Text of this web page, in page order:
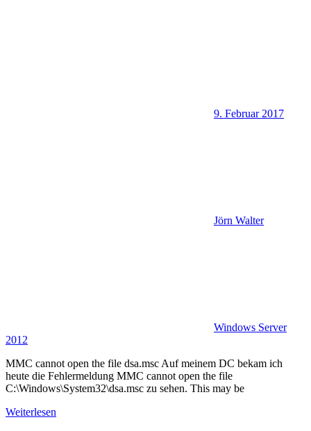
9. Februar 2017
Jörn Walter
Windows Server
2012
MMC cannot open the file dsa.msc Auf meinem DC bekam ich
heute die Fehlermeldung MMC cannot open the file
C:\Windows\System32\dsa.msc zu sehen. This may be
Weiterlesen